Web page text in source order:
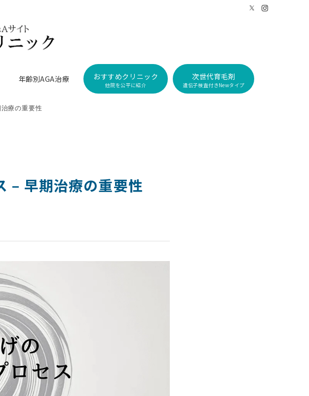
年齢別AGA治療 おすすめクリニック
他院を公平に紹介
次世代育毛剤
遺伝子検査付きNewタイプ
療の重要性
– 早期治療の重要性